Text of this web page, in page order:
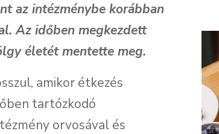
az intézménybe korábban
Az időben megkezdett
életét mentette meg.
amikor étkezés
tartózkodó
orvosával és